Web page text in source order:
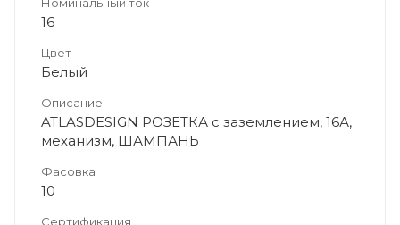
16
Цвет
Белый
Описание
ATLASDESIGN РОЗЕТКА с заземлением, 16А,
механизм, ШАМПАНЬ
Фасовка
10
Сертификация